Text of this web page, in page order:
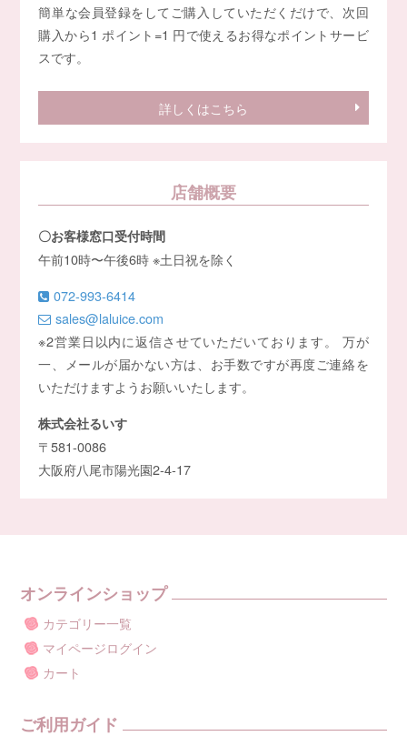
簡単な会員登録をしてご購入していただくだけで、次回
購入から1 ポイント=1 円で使えるお得なポイントサービ
スです。
詳しくはこちら
店舗概要
〇お客様窓口受付時間
午前10時〜午後6時 ※土日祝を除く
072-993-6414
sales@laluice.com
※2営業日以内に返信させていただいております。 万が
一、メールが届かない方は、お手数ですが再度ご連絡を
いただけますようお願いいたします。
株式会社るいす
〒581-0086
大阪府八尾市陽光園2-4-17
オンラインショップ
カテゴリー一覧
マイページログイン
カート
ご利用ガイド